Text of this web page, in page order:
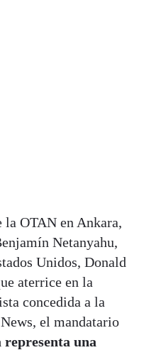
la OTAN en Ankara,
Netanyahu,
Unidos, Donald
aterrice en la
concedida a la
el mandatario
una